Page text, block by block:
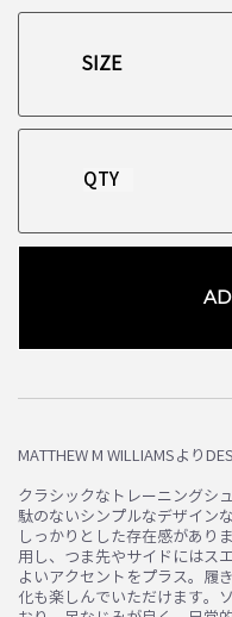
QTY
MATTHEW M WILLIAMSより
クラシックなトレーニングシ
駄のないシンプルなデザイン
しっかりとした存在感があり
用し、つま先やサイドにはス
よいアクセントをプラス。履
化も楽しんでいただけます。